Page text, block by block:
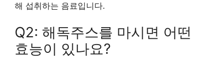
해 섭취하는 음료입니다.
Q2: 해독주스를 마시면 어떤
효능이 있나요?